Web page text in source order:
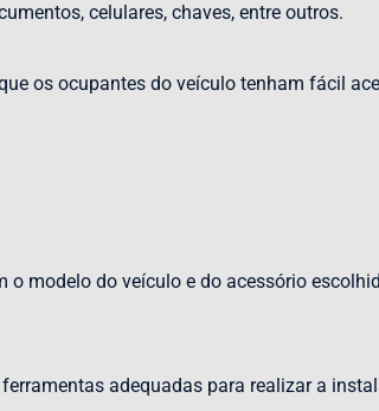
celulares, chaves, entre outros.
os ocupantes do veículo tenham fácil
modelo do veículo e do acessório
adequadas para realizar a